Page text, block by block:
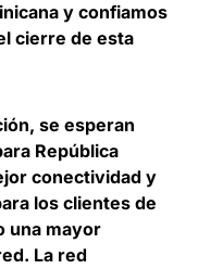
y confiamos
cierre de esta
se esperan
República
conectividad y
los clientes de
una mayor
La red